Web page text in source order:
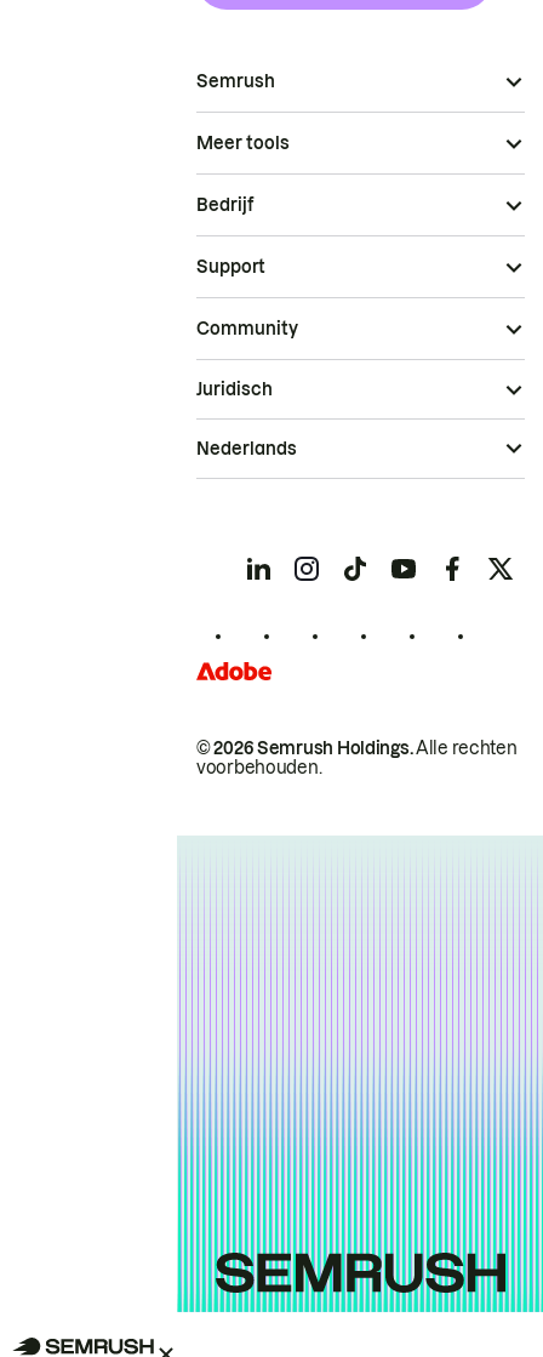
Semrush
Meer tools
Bedrijf
Support
Community
© 2026 Semrush Holdings.Alle rechten
voorbehouden.
Juridisch
Nederlands